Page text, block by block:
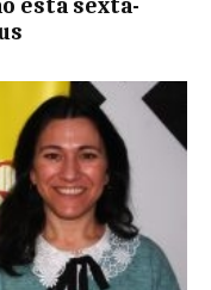
esta sexta-